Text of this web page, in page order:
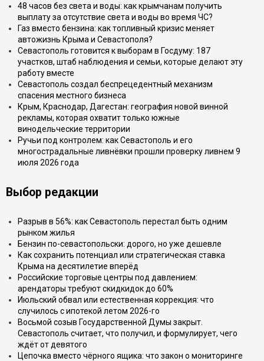
48 часов без света и воды: как крымчанам получить
выплату за отсутствие света и воды во время ЧС?
Газ вместо бензина: как топливный кризис меняет
автожизнь Крыма и Севастополя?
Севастополь готовится к выборам в Госдуму: 187
участков, штаб наблюдения и семьи, которые делают эту
работу вместе
Севастополь создал беспрецедентный механизм
спасения местного бизнеса
Крым, Краснодар, Дагестан: география новой винной
рекламы, которая охватит только южные
винодельческие территории
Ручьи под контролем: как Севастополь и его
многострадальные ливнёвки прошли проверку ливнем 9
июля 2026 года
Выбор редакции
Разрыв в 56%: как Севастополь перестал быть одним
рынком жилья
Бензин по-севастопольски: дорого, но уже дешевле
Как сохранить потенциал или стратегическая ставка
Крыма на десятилетие вперёд
Российские торговые центры под давлением:
арендаторы требуют скидкидок до 60%
Июльский обвал или естественная коррекция: что
случилось с ипотекой летом 2026-го
Восьмой созыв Государственной Думы закрыт.
Севастополь считает, что получил, и формулирует, чего
ждёт от девятого
Цепочка вместо чёрного ящика: что закон о мониторинге